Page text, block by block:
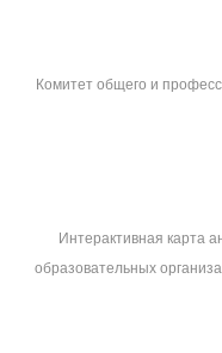
Комитет общего и
Интерактивная карта
образовательных